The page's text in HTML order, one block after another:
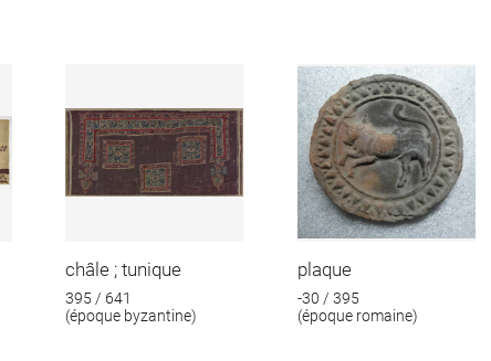
châle ; tunique
395 / 641
(époque byzantine)
plaque
-30 / 395
(époque romaine)